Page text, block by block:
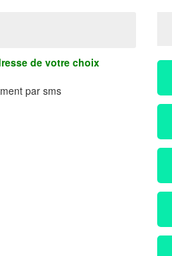
de votre choix
par sms